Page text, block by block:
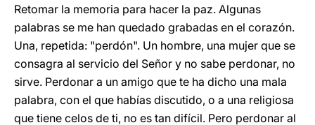
Retomar la memoria para hacer la paz. Algunas
palabras se me han quedado grabadas en el corazón.
Una, repetida: "perdón". Un hombre, una mujer que se
consagra al servicio del Señor y no sabe perdonar, no
sirve. Perdonar a un amigo que te ha dicho una mala
palabra, con el que habías discutido, o a una religiosa
que tiene celos de ti, no es tan difícil. Pero perdonar al